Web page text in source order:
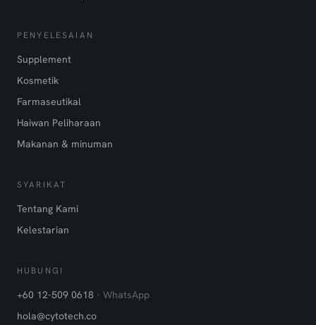
PENYELESAIAN
Supplement
Kosmetik
Farmaseutikal
Haiwan Peliharaan
Makanan & minuman
SYARIKAT
Tentang Kami
Kelestarian
HUBUNGI
+60 12-509 0618 · WhatsApp
hola@cytotech.co